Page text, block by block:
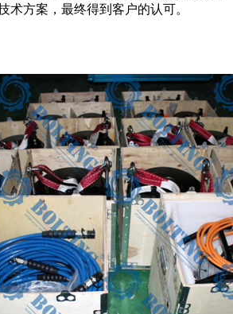
术方案，最终得到客户的认可。